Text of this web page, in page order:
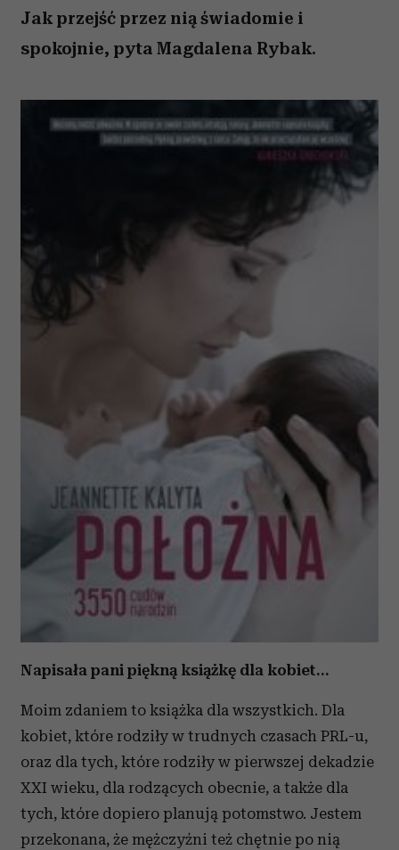
Jak przejść przez nią świadomie i
spokojnie, pyta Magdalena Rybak.
Napisała pani piękną książkę dla kobiet…
Moim zdaniem to książka dla wszystkich. Dla
kobiet, które rodziły w trudnych czasach PRL-u,
oraz dla tych, które rodziły w pierwszej dekadzie
XXI wieku, dla rodzących obecnie, a także dla
tych, które dopiero planują potomstwo. Jestem
przekonana, że mężczyźni też chętnie po nią